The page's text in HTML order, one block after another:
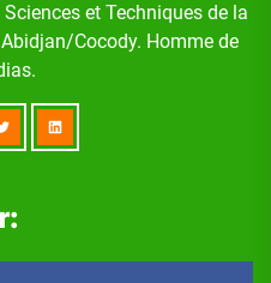
et Techniques de la
Cocody. Homme de